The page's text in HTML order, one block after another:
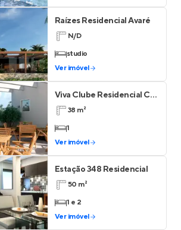
Raízes Residencial Avaré
N/D
studio
Ver imóvel
Viva Clube Residencial Carapicuíba
38 m²
1
Ver imóvel
Estação 348 Residencial
50 m²
1 e 2
Ver imóvel